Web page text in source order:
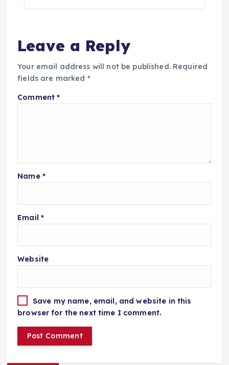
Leave a Reply
Your email address will not be published. Required
fields are marked *
Comment*
Name *
Email *
Website
Save my name, email, and website in this
browser for the next time I comment.